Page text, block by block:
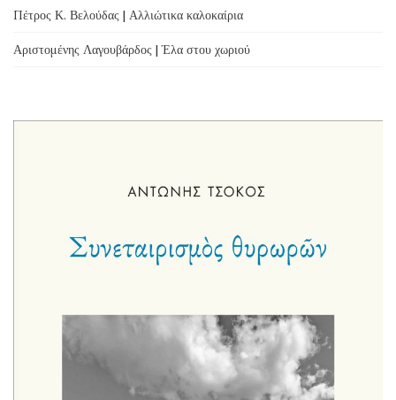
Πέτρος Κ. Βελούδας | Αλλιώτικα καλοκαίρια
Αριστομένης Λαγουβάρδος | Έλα στου χωριού